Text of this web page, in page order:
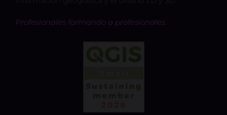
Profesionales formando a profesionales.